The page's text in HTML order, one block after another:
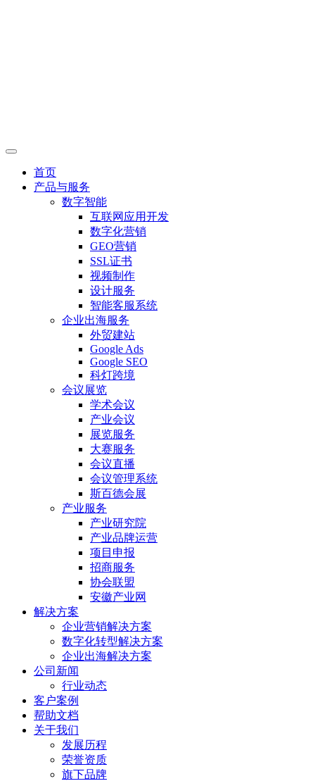
首页
产品与服务
数字智能
互联网应用开发
数字化营销
GEO营销
SSL证书
视频制作
设计服务
智能客服系统
企业出海服务
外贸建站
Google Ads
Google SEO
科灯跨境
会议展览
学术会议
产业会议
展览服务
大赛服务
会议直播
会议管理系统
斯百德会展
产业服务
产业研究院
产业品牌运营
项目申报
招商服务
协会联盟
安徽产业网
解决方案
企业营销解决方案
数字化转型解决方案
企业出海解决方案
公司新闻
行业动态
客户案例
帮助文档
关于我们
发展历程
荣誉资质
旗下品牌